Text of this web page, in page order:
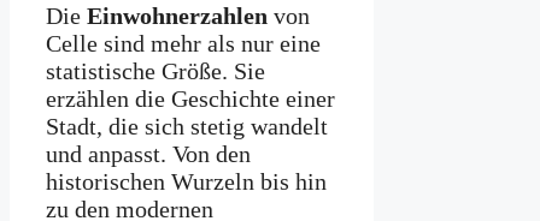
Die Einwohnerzahlen von
Celle sind mehr als nur eine
statistische Größe. Sie
erzählen die Geschichte einer
Stadt, die sich stetig wandelt
und anpasst. Von den
historischen Wurzeln bis hin
zu den modernen